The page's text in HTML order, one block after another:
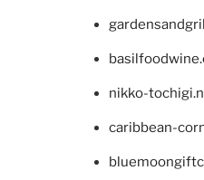
nikko-
caribbean-